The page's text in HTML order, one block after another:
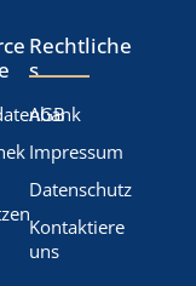
Rechtliche
s
AGB
Impressum
Datenschutz
Kontaktiere
uns